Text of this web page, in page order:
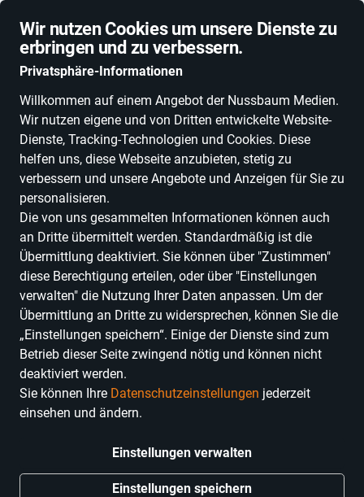
Wir nutzen Cookies um unsere Dienste zu
erbringen und zu verbessern.
Privatsphäre-Informationen
Willkommen auf einem Angebot der Nussbaum Medien.
Wir nutzen eigene und von Dritten entwickelte Website-
Dienste, Tracking-Technologien und Cookies. Diese
helfen uns, diese Webseite anzubieten, stetig zu
verbessern und unsere Angebote und Anzeigen für Sie zu
personalisieren.
Die von uns gesammelten Informationen können auch
an Dritte übermittelt werden. Standardmäßig ist die
Übermittlung deaktiviert. Sie können über "Zustimmen"
diese Berechtigung erteilen, oder über "Einstellungen
verwalten" die Nutzung Ihrer Daten anpassen. Um der
Übermittlung an Dritte zu widersprechen, können Sie die
„Einstellungen speichern“. Einige der Dienste sind zum
Betrieb dieser Seite zwingend nötig und können nicht
deaktiviert werden.
Sie können Ihre Datenschutzeinstellungen jederzeit
einsehen und ändern.
Einstellungen verwalten
Einstellungen speichern
ALLE KATEGORIEN NEUHEITEN DEALS ESSEN, TRINKEN &